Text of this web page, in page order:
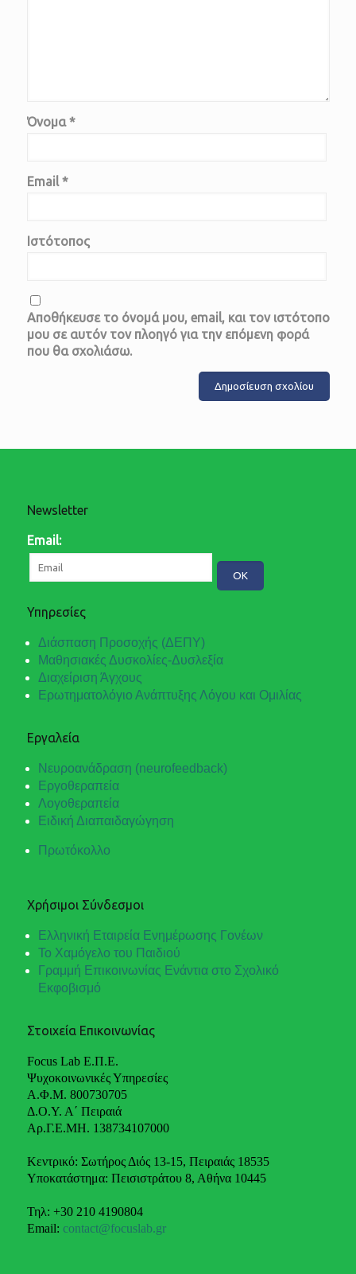
Όνομα*
Email*
Ιστότοπος
Αποθήκευσε το όνομά μου, email, και τον ιστότοπο
μου σε αυτόν τον πλοηγό για την επόμενη φορά
που θα σχολιάσω.
Newsletter
Email:
Υπηρεσίες
Διάσπαση Προσοχής (ΔΕΠΥ)
Μαθησιακές Δυσκολίες-Δυσλεξία
Διαχείριση Άγχους
Ερωτηματολόγιο Ανάπτυξης Λόγου και Ομιλίας
Εργαλεία
Νευροανάδραση (neurofeedback)
Εργοθεραπεία
Λογοθεραπεία
Ειδική Διαπαιδαγώγηση
Πρωτόκολλο
Χρήσιμοι Σύνδεσμοι
Ελληνική Εταιρεία Ενημέρωσης Γονέων
Το Χαμόγελο του Παιδιού
Γραμμή Επικοινωνίας Ενάντια στο Σχολικό
Εκφοβισμό
Στοιχεία Επικοινωνίας
Focus Lab Ε.Π.Ε.
Ψυχοκοινωνικές Υπηρεσίες
Α.Φ.Μ. 800730705
Δ.Ο.Υ. Α΄ Πειραιά
Αρ.Γ.Ε.ΜΗ. 138734107000
Κεντρικό: Σωτήρος Διός 13-15, Πειραιάς 18535
Υποκατάστημα: Πεισιστράτου 8, Αθήνα 10445
Τηλ: +30 210 4190804
Email: contact@focuslab.gr